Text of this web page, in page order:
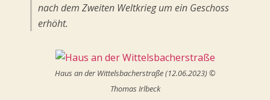
nach dem Zweiten Weltkrieg um ein Geschoss
erhöht.
Haus an der Wittelsbacherstraße (12.06.2023) ©
Thomas Irlbeck